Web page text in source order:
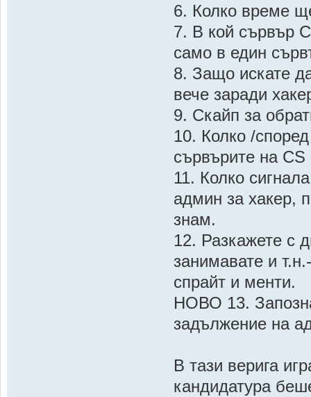
6. Колко време
7. В кой сървър
само в един
8. Защо искате
вече заради
9. Скайп за
10. Колко /
сървърите на
11. Колко
админ за хакер,
знам.
12. Разкажете с
занимавате и
спрайт и менти.
НОВО 13.
задължение на
В тази верига
кандидатура